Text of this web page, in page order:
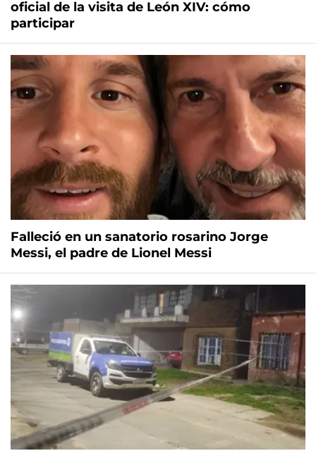
oficial de la visita de León XIV: cómo
participar
Falleció en un sanatorio rosarino Jorge
Messi, el padre de Lionel Messi